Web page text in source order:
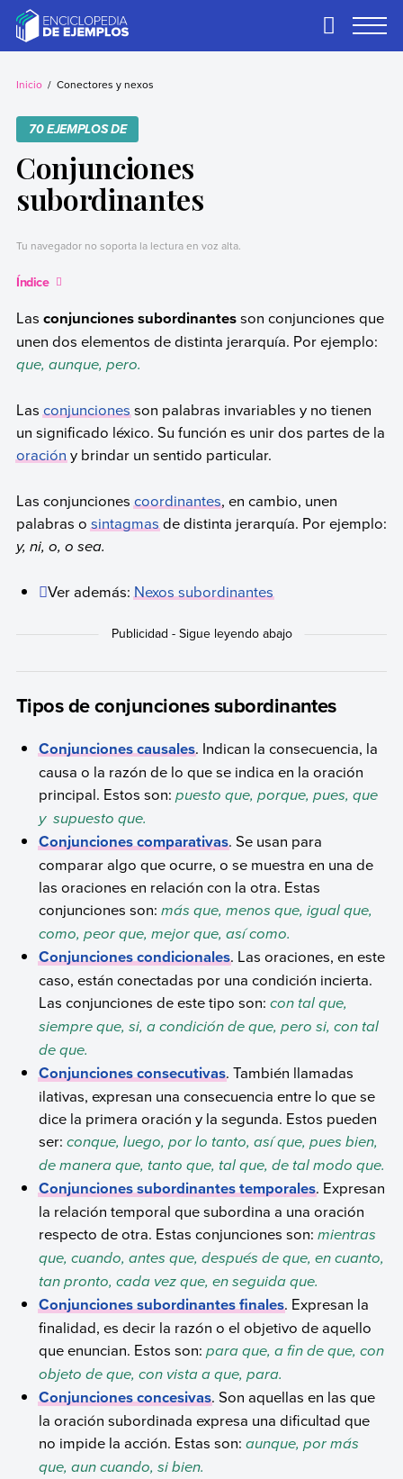
contentEjemplos
Necesitas ejemplos.
Primary
Inicio Conectores y nexos
70 EJEMPLOS DE
Conjunciones
subordinantes
Tu navegador no soporta la lectura en voz alta.
Índice
Las conjunciones subordinantesson conjunciones que
unen dos elementos de distinta jerarquía. Por ejemplo:
que, aunque, pero.
Lasconjuncionesson palabras invariables y no tienen
un significado léxico. Su función es unir dos partes de la
oracióny brindar un sentido particular.
Las conjuncionescoordinantes, en cambio, unen
palabras osintagmasde distinta jerarquía. Por ejemplo:
y, ni, o, o sea.
Ver además:Nexos subordinantes
Tipos de conjunciones subordinantes
Conjunciones causales. Indican la consecuencia, la
causa o la razón de lo que se indica en la oración
principal. Estos son:puesto que, porque, pues, que
y supuesto que.
Conjunciones comparativas. Se usan para
comparar algo que ocurre, o se muestra en una de
las oraciones en relación con la otra. Estas
conjunciones son:más que, menos que, igual que,
como, peor que, mejor que, así como.
Conjunciones condicionales. Las oraciones, en este
caso, están conectadas por una condición incierta.
Las conjunciones de este tipo son:con tal que,
siempre que, si, a condición de que, pero si, con tal
de que.
Conjunciones consecutivas. También llamadas
ilativas, expresan una consecuencia entre lo que se
dice la primera oración y la segunda. Estos pueden
ser:conque, luego, por lo tanto, así que, pues bien,
de manera que, tanto que, tal que, de tal modo que.
Conjunciones subordinantes temporales. Expresan
la relación temporal que subordina a una oración
respecto de otra. Estas conjunciones son: mientras
que, cuando, antes que, después de que, en cuanto,
tan pronto, cada vez que, en seguida que.
Conjunciones subordinantes finales. Expresan la
finalidad, es decir la razón o el objetivo de aquello
que enuncian. Estos son:para que, a fin de que, con
objeto de que, con vista a que, para.
Conjunciones concesivas. Son aquellas en las que
la oración subordinada expresa una dificultad que
no impide la acción. Estas son: aunque, por más
que, aun cuando, si bien.